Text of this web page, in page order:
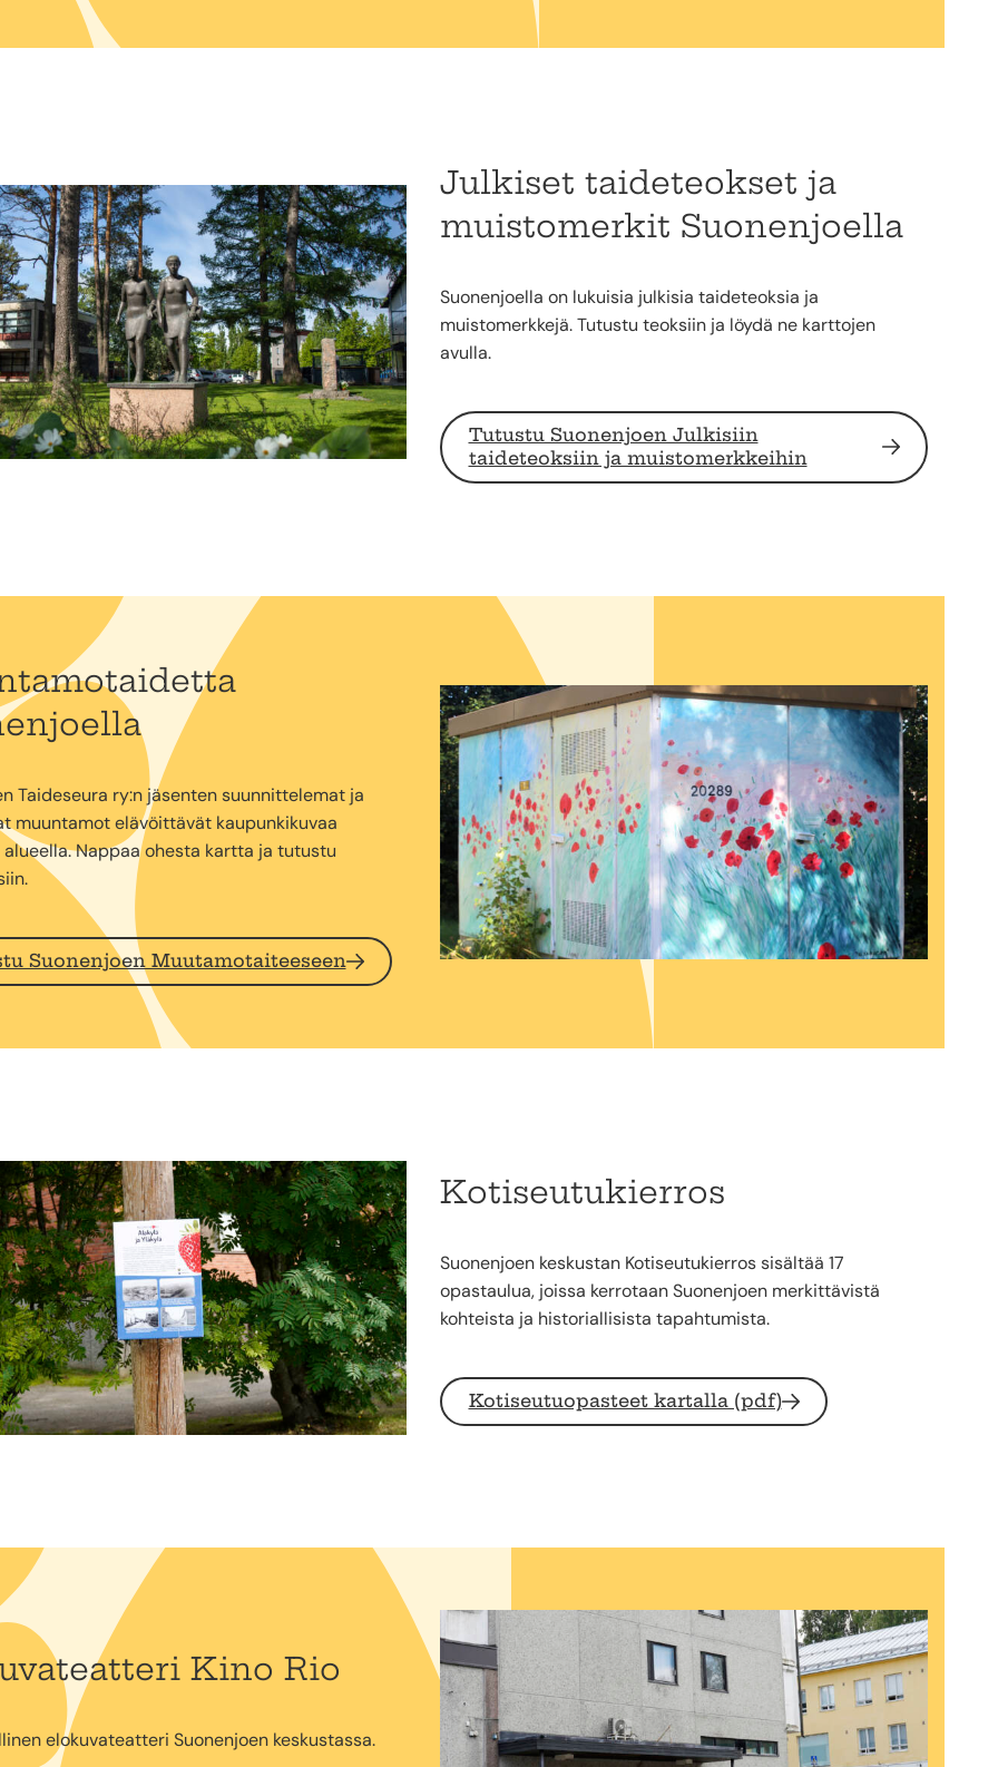
Julkiset taideteokset ja
muistomerkit Suonenjoella
Suonenjoella on lukuisia julkisia taideteoksia ja
muistomerkkejä. Tutustu teoksiin ja löydä ne karttojen
avulla.
Tutustu Suonenjoen Julkisiin
taideteoksiin ja muistomerkkeihin
Taideseura ry:n jäsenten suunnittelemat ja
muuntamot elävöittävät kaupunkikuvaa
alueella. Nappaa ohesta kartta ja tutustu
Suonenjoen Muutamotaiteeseen
Kotiseutukierros
Suonenjoen keskustan Kotiseutukierros sisältää 17
opastaulua, joissa kerrotaan Suonenjoen merkittävistä
kohteista ja historiallisista tapahtumista.
Kotiseutuopasteet kartalla (pdf)
Kino Rio
elokuvateatteri Suonenjoen keskustassa.